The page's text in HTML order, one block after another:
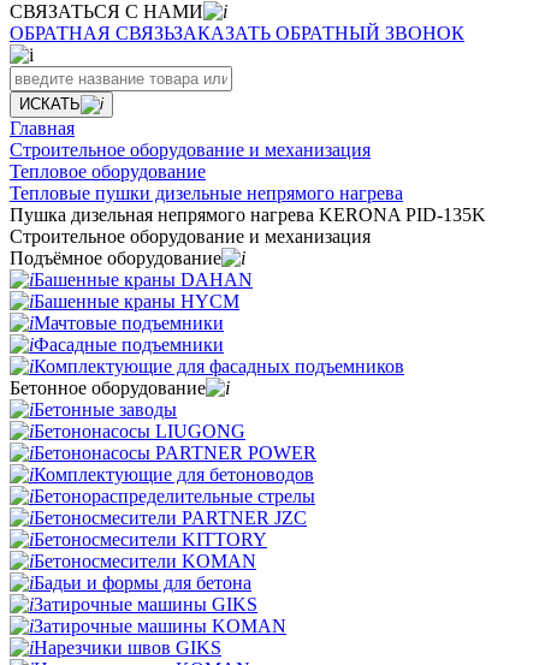
СВЯЗАТЬСЯ С НАМИ
ОБРАТНАЯ СВЯЗЬЗАКАЗАТЬ ОБРАТНЫЙ ЗВОНОК
ИСКАТЬ
Главная
Строительное оборудование и механизация
Тепловое оборудование
Тепловые пушки дизельные непрямого нагрева
Пушка дизельная непрямого нагрева KERONA PID-135K
Строительное оборудование и механизация
Подъёмное оборудование
Башенные краны DAHAN
Башенные краны HYCM
Мачтовые подъемники
Фасадные подъемники
Комплектующие для фасадных подъемников
Бетонное оборудование
Бетонные заводы
Бетононасосы LIUGONG
Бетононасосы PARTNER POWER
Комплектующие для бетоноводов
Бетонораспределительные стрелы
Бетоносмесители PARTNER JZC
Бетоносмесители KITTORY
Бетоносмесители KOMAN
Бадьи и формы для бетона
Затирочные машины GIKS
Затирочные машины KOMAN
Нарезчики швов GIKS